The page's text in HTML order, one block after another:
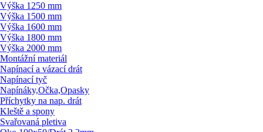
Výška 1250 mm
Výška 1500 mm
Výška 1600 mm
Výška 1800 mm
Výška 2000 mm
Montážní materiál
Napínací a vázací drát
Napínací tyč
Napínáky,Očka,Opasky
Příchytky na nap. drát
Kleště a spony
Svařovaná pletiva